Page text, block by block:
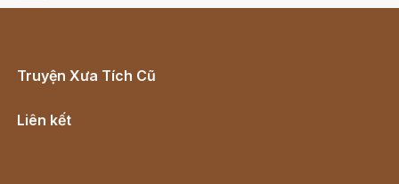
Truyện Xưa Tích Cũ
Liên kết